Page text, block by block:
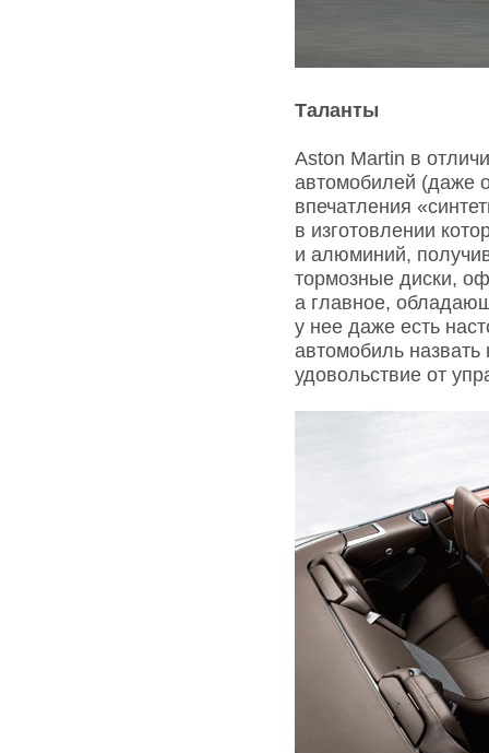
Таланты
Aston Martin в
автомобилей (даже
впечатления
в изготовлении
и алюминий,
тормозные диски,
а главное,
у нее даже есть
автомобиль назвать
удовольствие от